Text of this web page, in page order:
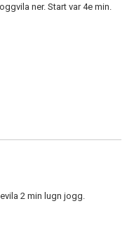
ner. Start var 4e min.
2 min lugn jogg.